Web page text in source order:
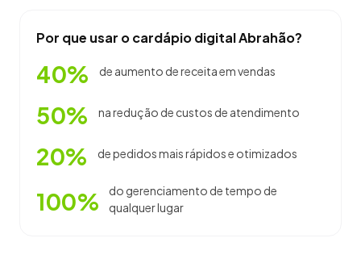
Por que usar o cardápio digital Abrahão?
40% de aumento de receita em vendas
50% na redução de custos de atendimento
20% de pedidos mais rápidos e otimizados
100%
do gerenciamento de tempo de
qualquer lugar